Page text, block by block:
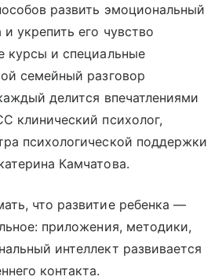
развить эмоциональный
и укрепить его чувство
курсы и специальные
семейный разговор
делится впечатлениями
клинический психолог,
психологической поддержки
Камчатова.
что развитие ребенка —
приложения, методики,
интеллект развивается
контакта.